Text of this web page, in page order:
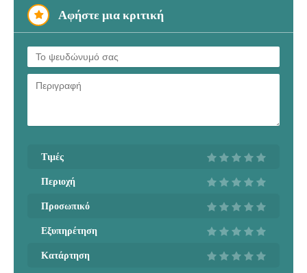
Αφήστε μια κριτική
Τιμές
Περιοχή
Προσωπικό
Εξυπηρέτηση
Κατάρτηση